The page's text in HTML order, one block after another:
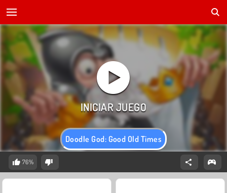
Doodle God: Good Old Times
76%